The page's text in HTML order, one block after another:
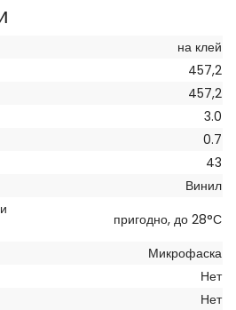
на клей
457,2
457,2
3.0
0.7
43
Винил
пригодно, до 28°С
Микрофаска
Нет
Нет